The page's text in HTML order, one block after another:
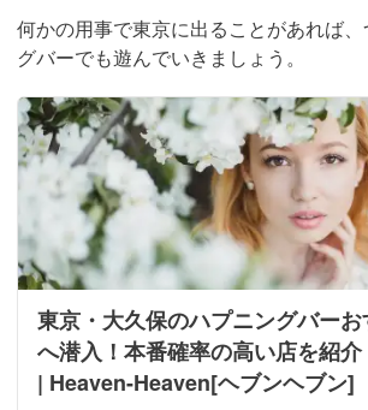
何かの用事で東京に出ることがあれば
グバーでも遊んでいきましょう。
東京・大久保のハプニングバー
へ潜入！本番確率の高い店を紹介
| Heaven-Heaven[ヘブンヘブン]